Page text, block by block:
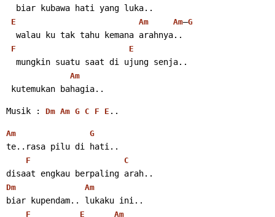
  biar kubawa hati yang luka..
E Am Am–G
  walau ku tak tahu kemana arahnya..
F E
  mungkin suatu saat di ujung senja..
Am
kutemukan bahagia..
Musik : Dm Am G C F E ..
Am G
te..rasa pilu di hati..
F C
disaat engkau berpaling arah..
Dm Am
biar kupendam.. lukaku ini..
F E Am